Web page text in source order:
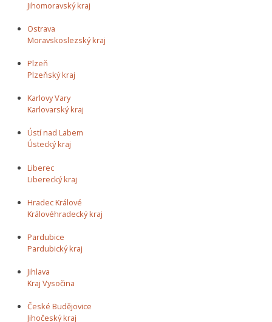
Jihomoravský kraj
Ostrava
Moravskoslezský kraj
Plzeň
Plzeňský kraj
Karlovy Vary
Karlovarský kraj
Ústí nad Labem
Ústecký kraj
Liberec
Liberecký kraj
Hradec Králové
Královéhradecký kraj
Pardubice
Pardubický kraj
Jihlava
Kraj Vysočina
České Budějovice
Jihočeský kraj